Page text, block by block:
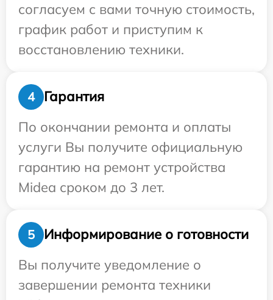
согласуем с вами точную стоимость,
график работ и приступим к
восстановлению техники.
4
Гарантия
По окончании ремонта и оплаты
услуги Вы получите официальную
гарантию на ремонт устройства
Midea сроком до 3 лет.
5
Информирование о готовности
Вы получите уведомление о
завершении ремонта техники